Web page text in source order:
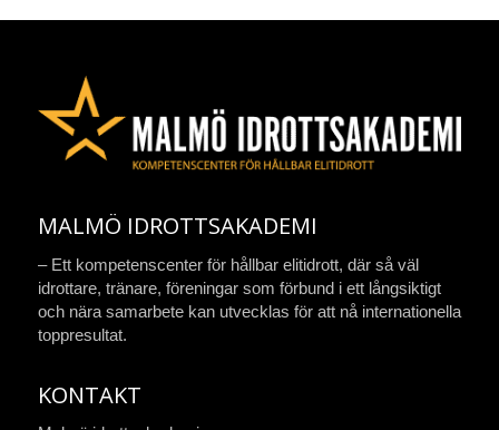
MALMÖ IDROTTSAKADEMI
– Ett kompetenscenter för hållbar elitidrott, där så väl
idrottare, tränare, föreningar som förbund i ett långsiktigt
och nära samarbete kan utvecklas för att nå internationella
toppresultat.
KONTAKT